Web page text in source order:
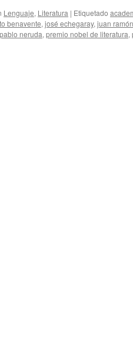
Lenguaje, Literatura | Etiquetado
benavente, josé echegaray, juan
pablo neruda, premio nobel de literatura,